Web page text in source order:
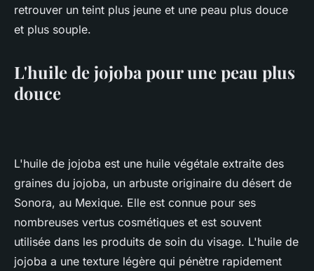
retrouver un teint plus jeune et une peau plus douce
et plus souple.
L'huile de jojoba pour une peau plus
douce
L'huile de jojoba est une huile végétale extraite des
graines du jojoba, un arbuste originaire du désert de
Sonora, au Mexique. Elle est connue pour ses
nombreuses vertus cosmétiques et est souvent
utilisée dans les produits de soin du visage. L'huile de
jojoba a une texture légère qui pénètre rapidement